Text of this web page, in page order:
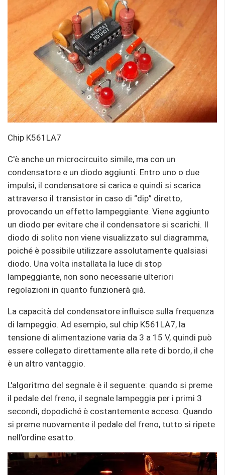
Chip K561LA7
C'è anche un microcircuito simile, ma con un
condensatore e un diodo aggiunti. Entro uno o due
impulsi, il condensatore si carica e quindi si scarica
attraverso il transistor in caso di “dip” diretto,
provocando un effetto lampeggiante. Viene aggiunto
un diodo per evitare che il condensatore si scarichi. Il
diodo di solito non viene visualizzato sul diagramma,
poiché è possibile utilizzare assolutamente qualsiasi
diodo. Una volta installata la luce di stop
lampeggiante, non sono necessarie ulteriori
regolazioni in quanto funzionerà già.
La capacità del condensatore influisce sulla frequenza
di lampeggio. Ad esempio, sul chip K561LA7, la
tensione di alimentazione varia da 3 a 15 V, quindi può
essere collegato direttamente alla rete di bordo, il che
è un altro vantaggio.
L'algoritmo del segnale è il seguente: quando si preme
il pedale del freno, il segnale lampeggia per i primi 3
secondi, dopodiché è costantemente acceso. Quando
si preme nuovamente il pedale del freno, tutto si ripete
nell'ordine esatto.